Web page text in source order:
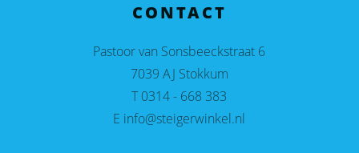
CONTACT
Pastoor van Sonsbeeckstraat 6
7039 AJ Stokkum
T 0314 - 668 383
E info@steigerwinkel.nl